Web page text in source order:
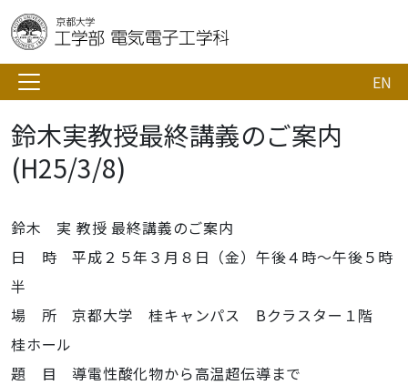
EN
鈴木実教授最終講義のご案内
(H25/3/8)
鈴木 実 教授 最終講義のご案内
日 時 平成２５年３月８日（金）午後４時～午後５時
半
場 所 京都大学 桂キャンパス Bクラスター１階
桂ホール
題 目 導電性酸化物から高温超伝導まで